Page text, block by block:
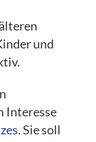
und
Interesse
Sie soll